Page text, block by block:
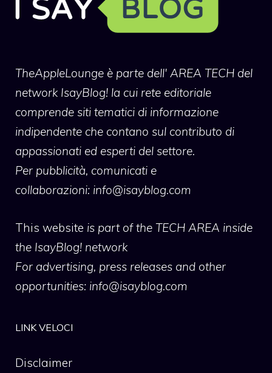
TheAppleLounge è parte dell' AREA TECH del
network IsayBlog! la cui rete editoriale
comprende siti tematici di informazione
indipendente che contano sul contributo di
appassionati ed esperti del settore.
Per pubblicità, comunicati e
collaborazioni: info@isayblog.com
This website is part of the TECH AREA inside
the IsayBlog! network
For advertising, press releases and other
opportunities: info@isayblog.com
LINK VELOCI
Disclaimer